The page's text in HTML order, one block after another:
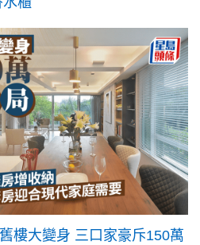
樓大變身 三口家豪斥150萬